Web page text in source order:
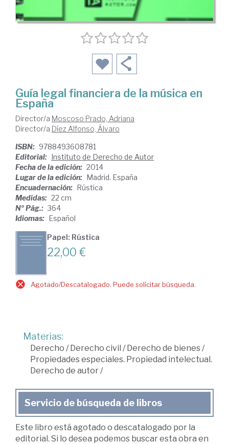
Guía legal financiera de la música en
España
Director/a Moscoso Prado, Adriana
Director/a Díez Alfonso, Álvaro
ISBN: 9788493608781
Editorial: Instituto de Derecho de Autor
Fecha de la edición: 2014
Lugar de la edición: Madrid. España
Encuadernación: Rústica
Medidas: 22 cm
Nº Pág.: 364
Idiomas: Español
Papel: Rústica
22,00 €
Agotado/Descatalogado. Puede solicitar búsqueda.
Materias:
Derecho /Derecho civil /Derecho de bienes /
Propiedades especiales. Propiedad intelectual.
Derecho de autor /
Servicio de búsqueda de libros
Este libro está agotado o descatalogado por la
editorial. Si lo desea podemos buscar esta obra en